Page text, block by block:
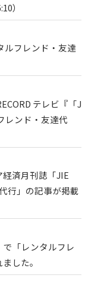
）
フレンド・友達
テレビ『「J
レンド・友達代
済月刊誌「JIE
行」の記事が掲載
で「レンタルフレ
した。